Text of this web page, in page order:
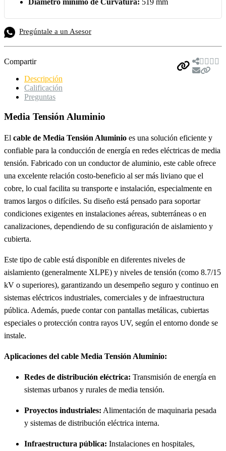
Diámetro mínimo de Curvatura: 519 mm
Pregúntale a un Asesor
Compartir
Descripción
Calificación
Preguntas
Media Tensión Aluminio
El cable de Media Tensión Aluminio es una solución eficiente y
confiable para la conducción de energía en redes eléctricas de media
tensión. Fabricado con un conductor de aluminio, este cable ofrece
una excelente relación costo-beneficio al ser más liviano que el
cobre, lo cual facilita su transporte e instalación, especialmente en
tramos largos o difíciles. Su diseño está pensado para soportar
condiciones exigentes en instalaciones aéreas, subterráneas o en
canalizaciones, dependiendo de su configuración de aislamiento y
cubierta.
Este tipo de cable está disponible en diferentes niveles de
aislamiento (generalmente XLPE) y niveles de tensión (como 8.7/15
kV o superiores), garantizando un desempeño seguro y continuo en
sistemas eléctricos industriales, comerciales y de infraestructura
pública. Además, puede contar con pantallas metálicas, cubiertas
especiales o protección contra rayos UV, según el entorno donde se
instale.
Aplicaciones del cable Media Tensión Aluminio:
Redes de distribución eléctrica: Transmisión de energía en
sistemas urbanos y rurales de media tensión.
Proyectos industriales: Alimentación de maquinaria pesada
y sistemas de distribución eléctrica interna.
Infraestructura pública: Instalaciones en hospitales,